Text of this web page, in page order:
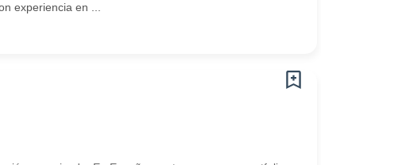
experiencia en ...